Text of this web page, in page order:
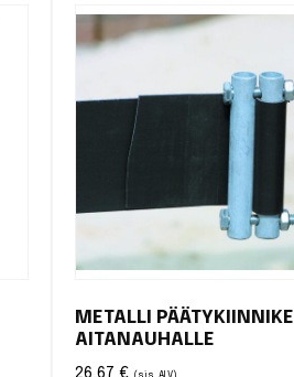
METALLI PÄÄTYKIINNIKE
AITANAUHALLE
26,67€ (sis. ALV)